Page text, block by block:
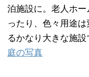
泊施設に。老人ホ
ったり、色々用途
るかなり大きな施設
庭の写真